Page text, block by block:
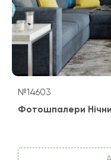
№14603
Фотошпалери